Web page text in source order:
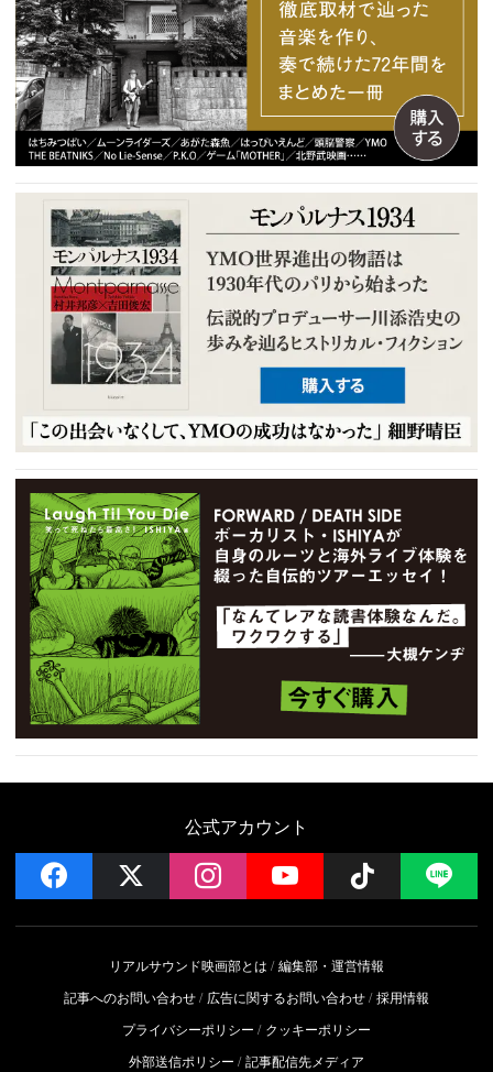
公式アカウント
facebook instagramYouTube Follow
リアルサウンド映画部とは
編集部・運営情報
記事へのお問い合わせ
広告に関するお問い合わせ 採用情報
プライバシーポリシー
クッキーポリシー
外部送信ポリシー
記事配信先メディア